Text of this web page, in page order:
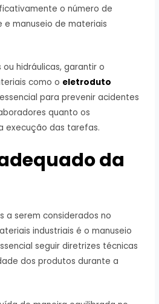
o número de
manuseio de materiais
hidráulicas, garantir o
como o eletroduto
para prevenir acidentes
quanto os
execução das tarefas.
da
a serem considerados no
industriais é o manuseio
seguir diretrizes técnicas
dos produtos durante a